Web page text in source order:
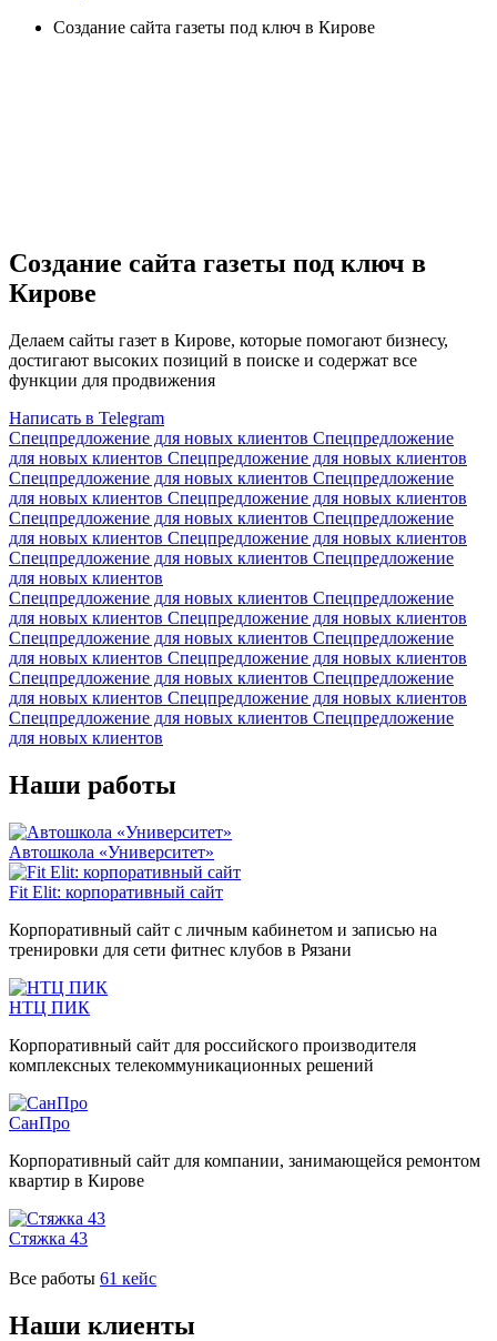
Создание сайта газеты под ключ в Кирове
Создание сайта газеты под ключ в
Кирове
Делаем сайты газет в Кирове, которые помогают бизнесу,
достигают высоких позиций в поиске и содержат все
функции для продвижения
Написать в Telegram
Спецпредложение для новых клиентов Спецпредложение
для новых клиентов Спецпредложение для новых клиентов
Спецпредложение для новых клиентов Спецпредложение
для новых клиентов Спецпредложение для новых клиентов
Спецпредложение для новых клиентов Спецпредложение
для новых клиентов Спецпредложение для новых клиентов
Спецпредложение для новых клиентов Спецпредложение
для новых клиентов
Спецпредложение для новых клиентов Спецпредложение
для новых клиентов Спецпредложение для новых клиентов
Спецпредложение для новых клиентов Спецпредложение
для новых клиентов Спецпредложение для новых клиентов
Спецпредложение для новых клиентов Спецпредложение
для новых клиентов Спецпредложение для новых клиентов
Спецпредложение для новых клиентов Спецпредложение
для новых клиентов
Наши работы
Автошкола «Университет»
Fit Elit: корпоративный сайт
Корпоративный сайт с личным кабинетом и записью на
тренировки для сети фитнес клубов в Рязани
НТЦ ПИК
Корпоративный сайт для российского производителя
комплексных телекоммуникационных решений
СанПро
Корпоративный сайт для компании, занимающейся ремонтом
квартир в Кирове
Стяжка 43
Все работы 61 кейс
Наши клиенты